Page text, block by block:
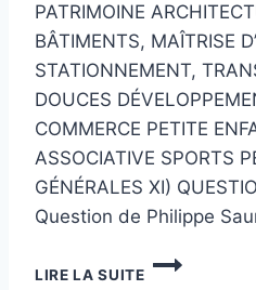
PATRIMOINE
BÂTIMENTS, MAÎTRISE
STATIONNEMENT,
DOUCES
COMMERCE PETITE
ASSOCIATIVE SPORTS
GÉNÉRALES XI)
Question de Philippe
LIRE LA SUITE
AU
CONSEIL